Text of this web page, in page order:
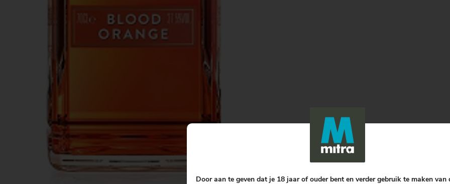
Door aan te geven dat je 18 jaar of ouder bent en verder gebruik te maken van